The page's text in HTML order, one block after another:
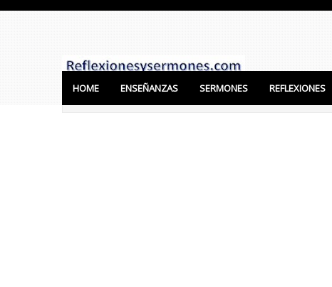
HOME ENSEÑANZAS SERMONES REFLEXIONES